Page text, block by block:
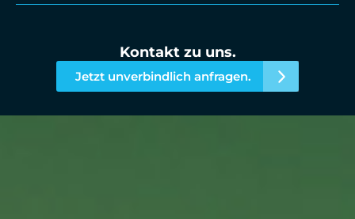
Kontakt zu uns.
Jetzt unverbindlich anfragen.